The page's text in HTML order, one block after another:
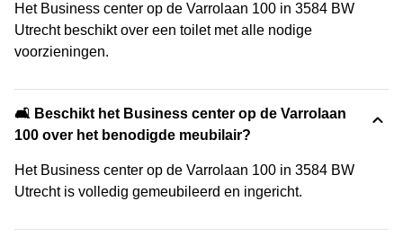
Het Business center op de Varrolaan 100 in 3584 BW
Utrecht beschikt over een toilet met alle nodige
voorzieningen.
🛋️ Beschikt het Business center op de Varrolaan
100 over het benodigde meubilair?
Het Business center op de Varrolaan 100 in 3584 BW
Utrecht is volledig gemeubileerd en ingericht.